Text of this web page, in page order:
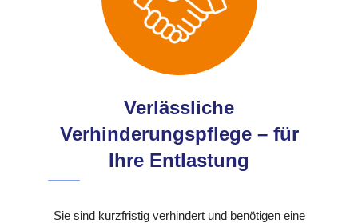
Verlässliche
Verhinderungspflege – für
Ihre Entlastung
Sie sind kurzfristig verhindert und benötigen eine